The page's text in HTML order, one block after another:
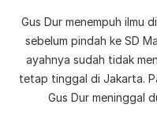
Gus Dur menempuh ilmu
sebelum pindah ke SD
ayahnya sudah tidak
tetap tinggal di Jakarta.
Gus Dur meninggal